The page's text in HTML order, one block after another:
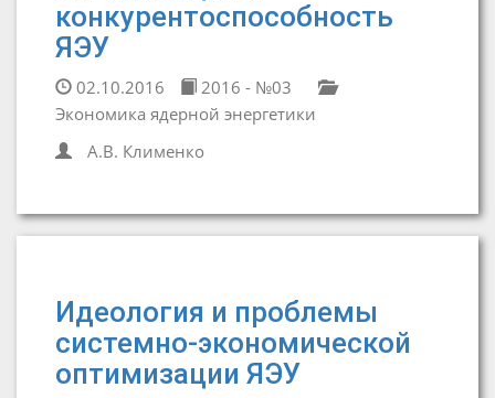
конкурентоспособность
ЯЭУ
02.10.2016
2016 - №03
Экономика ядерной энергетики
А.В. Клименко
Идеология и проблемы
системно-экономической
оптимизации ЯЭУ